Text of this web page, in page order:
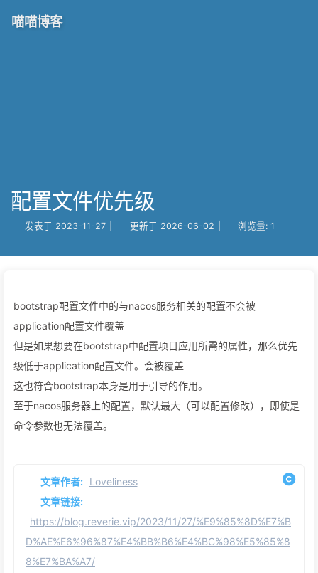
喵喵博客
配置文件优先级
发表于 2023-11-27 更新于 2026-06-02 浏览量: 1
bootstrap配置文件中的与nacos服务相关的配置不会被
application配置文件覆盖
但是如果想要在bootstrap中配置项目应用所需的属性，那么优先
级低于application配置文件。会被覆盖
这也符合bootstrap本身是用于引导的作用。
至于nacos服务器上的配置，默认最大（可以配置修改），即使是
命令参数也无法覆盖。
文章作者: Loveliness
文章链接:
https://blog.reverie.vip/2023/11/27/%E9%85%8D%E7%B
D%AE%E6%96%87%E4%BB%B6%E4%BC%98%E5%85%8
8%E7%BA%A7/